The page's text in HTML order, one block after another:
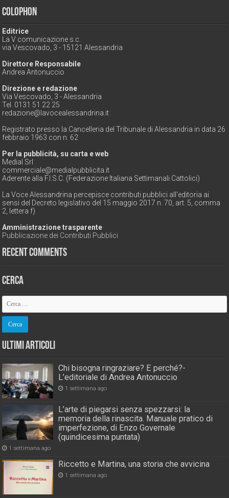
Colophon
Editrice
La V comunicazione s.c.
via Vescovado, 3 - 15121 Alessandria
Direttore Responsabile
Andrea Antonuccio
Direzione e redazione
Via Vescovado, 3 - Alessandria
Tel. 0131 51 22 25
redazione@lavocealessandrina.it
Registrato presso la Cancelleria del Tribunale di Alessandria in data 26
febbraio 1963 con n. 62
Per la pubblicità, su carta e web
Medial Srl
commerciale@medialpubblicita.it
Aderente alla F.I.S.C. (Federazione Italiana Settimanali Cattolici)
La Voce Alessandrina percepisce contributi pubblici all'editoria ai
sensi del Decreto legislativo del 15 maggio 2017 n. 70, art. 5, comma
2, lettera f)
Amministrazione trasparente
Pubblicazione dei Contributi Pubblici
Recent Comments
Cerca
Ultimi Articoli
Chi bisogna ringraziare? E perché?-
L’editoriale di Andrea Antonuccio
1 settimana ago
L’arte di piegarsi senza spezzarsi: la
memoria della rinascita. Manuale pratico di
imperfezione, di Enzo Governale
(quindicesima puntata)
1 settimana ago
Riccetto e Martina, una storia che avvicina
1 settimana ago